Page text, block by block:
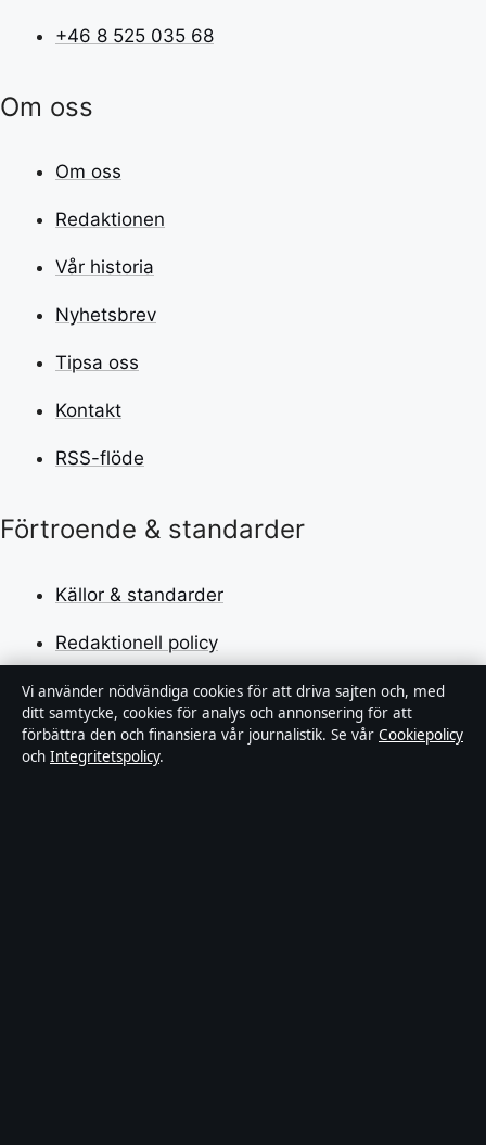
+46 8 525 035 68
Om oss
Om oss
Redaktionen
Vår historia
Nyhetsbrev
Tipsa oss
Kontakt
RSS-flöde
Förtroende & standarder
Källor & standarder
Redaktionell policy
Rättelsepolicy
Faktagranskningspolicy
Vi använder nödvändiga cookies för att driva sajten och, med
ditt samtycke, cookies för analys och annonsering för att
förbättra den och finansiera vår journalistik. Se vår Cookiepolicy
och Integritetspolicy.